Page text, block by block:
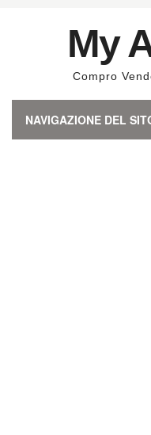
My
Compro
NAVIGAZIONE DEL